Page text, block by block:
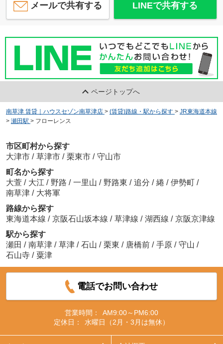
メールで共有する LINEで共有する
ページトップへ
南草津 賃貸｜ハウスセゾン南草津店 > (賃貸)路線・駅から探す > JR東海道本線
> 瀬田駅 > フローレンス
市区町村から探す
大津市 / 草津市 / 栗東市 / 守山市
町名から探す
大萱 / 大江 / 野路 / 一里山 / 野路東 / 追分 / 綣 / 伊勢町 /
南草津 / 大将軍
路線から探す
東海道本線 / 京阪石山坂本線 / 草津線 / 湖西線 / 京阪京津線
駅から探す
瀬田 / 南草津 / 草津 / 石山 / 栗東 / 唐橋前 / 手原 / 守山 /
石山寺 / 粟津
電話でお問い合わせ
営業時間：
AM9:00～PM6:00
定休日：
水曜日（2月・3月は無休）